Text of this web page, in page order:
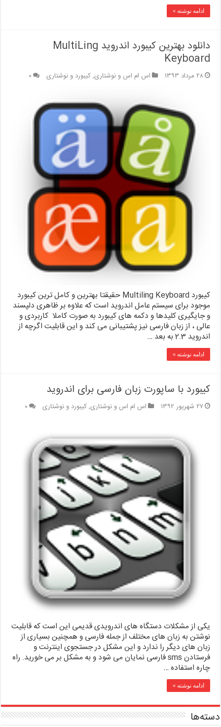
ادامه نوشته »
دانلود بهترین کیبورد اندروید MultiLing
Keyboard
۲۸ مرداد ۱۳۹۳ اس ام اس و نوشتاری,کیبورد و نوشتاری ۰
کیبورد Multiling Keyboard حقیقتا بهترین و کامل ترین کیبورد
موجود برای سیستم عامل اندروید است که علاوه بر ظاهری دلپسند
و جایگیری کلیدها و دکمه های کیبورد به صورت کاملا کاربردی و
عالی ، از زبان فارسی نیز پشتیبانی می کند و این قابلیت اگرچه از
اندروید 2.3 به بعد …
ادامه نوشته »
کیبورد با ساپورت زبان فارسی برای اندروید
۲۷ شهریور ۱۳۹۲ اس ام اس و نوشتاری,کیبورد و نوشتاری ۰
یکی از مشکلات دستگاه های اندرویدی قدیمی این است که قابلیت
نوشتن به زبان های مختلف از جمله فارسی و همچنین بسیاری از
زبان های دیگر را ندارد و این مشکل در جستجوی اینترنت و
فرستادن sms فارسی نمایان می شود و به مشکل بر می خورید. راه
چاره استفاده …
ادامه نوشته »
دسته‌ها